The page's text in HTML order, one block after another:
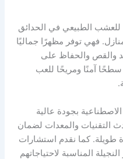
للعشب الطبيعي في الحدائق
فهي توفر مظهرًا جماليًا
والقص والحفاظ على
سطحًا آمنًا ومريحًا للعب
بجودة عالية
التقنيات والمعدات لضمان
طويلة. كما نقدم استشارات
المناسبة لاحتياجاتهم